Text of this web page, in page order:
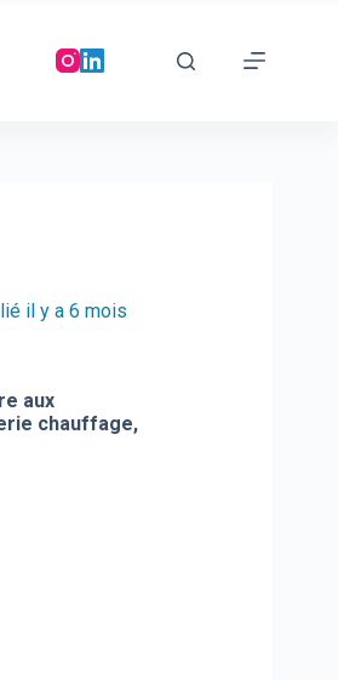
il y a 6 mois
aux
chauffage,